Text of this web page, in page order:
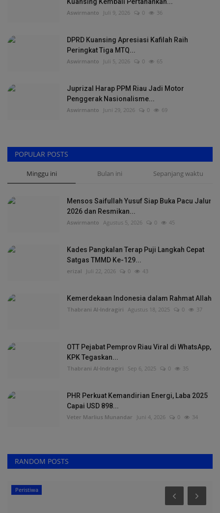
Aswirmanto Juli 9, 2026 0 36
DPRD Kuansing Apresiasi Kafilah Raih
Peringkat Tiga MTQ...
Aswirmanto Juli 5, 2026 0 65
Juprizal Harap PPM Riau Jadi Motor
Penggerak Nasionalisme...
Aswirmanto Juni 29, 2026 0 69
POPULAR POSTS
Minggu ini Bulan ini Sepanjang waktu
Mensos Saifullah Yusuf Siap Buka Pacu Jalur
2026 dan Resmikan...
Aswirmanto Agustus 5, 2026 0 45
Kades Pangkalan Terap Puji Langkah Cepat
Satgas TMMD Ke-129...
erizal Juli 22, 2026 0 43
Kemerdekaan Indonesia dalam Rahmat Allah
Thabrani Al-Indragiri Agustus 18, 2025 0 37
OTT Pejabat Pemprov Riau Viral di WhatsApp,
KPK Tegaskan...
Thabrani Al-Indragiri Sep 6, 2025 0 35
PHR Perkuat Kemandirian Energi, Laba 2025
Capai USD 898...
Veter Marlius Munandar Juni 4, 2026 0 34
RANDOM POSTS
Video Streaming